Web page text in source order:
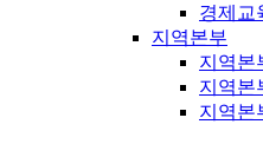
경제교
지역본부
지역본
지역본
지역본